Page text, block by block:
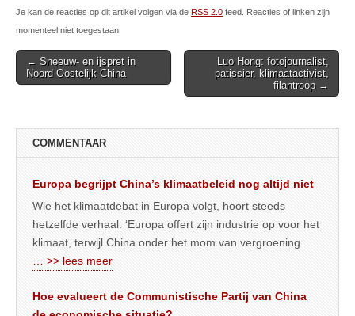
Je kan de reacties op dit artikel volgen via de RSS 2.0 feed. Reacties of linken zijn
momenteel niet toegestaan.
Post
navigation
← Sneeuw- en ijspret in
Noord Oostelijk China
Luo Hong: fotojournalist,
patissier, klimaatactivist,
filantroop →
COMMENTAAR
Europa begrijpt China’s klimaatbeleid nog altijd niet
Wie het klimaatdebat in Europa volgt, hoort steeds
hetzelfde verhaal. ‘Europa offert zijn industrie op voor het
klimaat, terwijl China onder het mom van vergroening
… >> lees meer
Hoe evalueert de Communistische Partij van China